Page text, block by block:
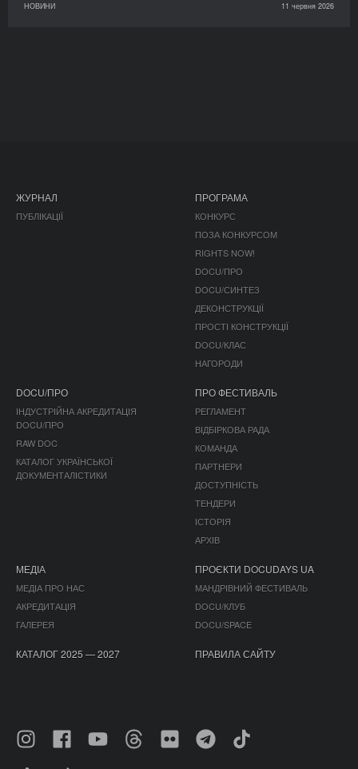
НОВИНИ 11 червня 2026
ЖУРНАЛ
ПУБЛІКАЦІЇ
ПРОГРАМА
КОНКУРС
ПОЗА КОНКУРСОМ
RIGHTS NOW!
DOCU/ПРО
DOCU/СИНТЕЗ
ДЕКОНСТРУКЦІЇ
ПРОСТІ КОНСТРУКЦІЇ
DOCU/КЛАС
НАГОРОДИ
DOCU/ПРО
ІНДУСТРІЙНА АКРЕДИТАЦІЯ
DOCU/ПРО
RAW DOC
КАТАЛОГ УКРАЇНСЬКОЇ
ДОКУМЕНТАЛІСТИКИ
ПРО ФЕСТИВАЛЬ
РЕГЛАМЕНТ
ВІДБІРКОВА РАДА
КОМАНДА
ПАРТНЕРИ
ДОСТУПНІСТЬ
ТЕНДЕРИ
ІСТОРІЯ
АРХІВ
МЕДІА
МЕДІА ПРО НАС
АКРЕДИТАЦІЯ
ГАЛЕРЕЯ
ПРОЄКТИ DOCUDAYS UA
МАНДРІВНИЙ ФЕСТИВАЛЬ
DOCU/КЛУБ
DOCU/SPACE
КАТАЛОГ 2025 — 2027 ПРАВИЛА САЙТУ